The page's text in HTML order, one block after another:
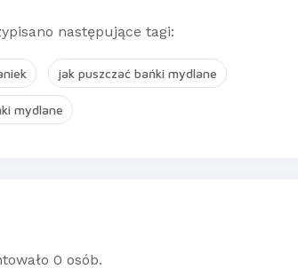
następujące tagi:
jak puszczać bańki mydlane
mydlane
0 osób.